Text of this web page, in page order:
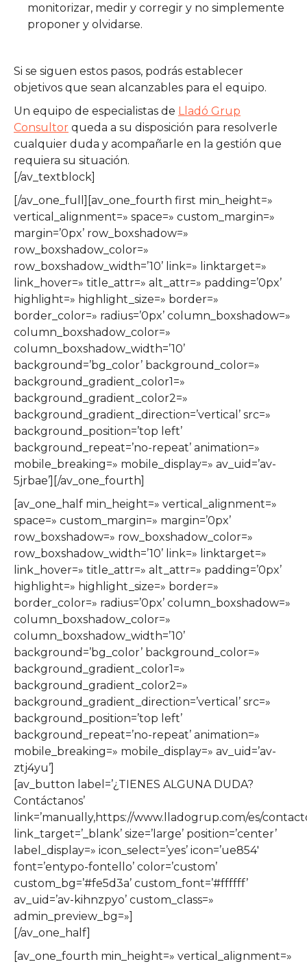
monitorizar, medir y corregir y no simplemente
proponer y olvidarse.
Si se siguen estos pasos, podrás establecer
objetivos que sean alcanzables para el equipo.
Un equipo de especialistas de Lladó Grup
Consultor queda a su disposición para resolverle
cualquier duda y acompañarle en la gestión que
requiera su situación.
[/av_textblock]
[/av_one_full][av_one_fourth first min_height=»
vertical_alignment=» space=» custom_margin=»
margin=’0px’ row_boxshadow=»
row_boxshadow_color=»
row_boxshadow_width=’10’ link=» linktarget=»
link_hover=» title_attr=» alt_attr=» padding=’0px’
highlight=» highlight_size=» border=»
border_color=» radius=’0px’ column_boxshadow=»
column_boxshadow_color=»
column_boxshadow_width=’10’
background=’bg_color’ background_color=»
background_gradient_color1=»
background_gradient_color2=»
background_gradient_direction=’vertical’ src=»
background_position=’top left’
background_repeat=’no-repeat’ animation=»
mobile_breaking=» mobile_display=» av_uid=’av-
5jrbae’][/av_one_fourth]
[av_one_half min_height=» vertical_alignment=»
space=» custom_margin=» margin=’0px’
row_boxshadow=» row_boxshadow_color=»
row_boxshadow_width=’10’ link=» linktarget=»
link_hover=» title_attr=» alt_attr=» padding=’0px’
highlight=» highlight_size=» border=»
border_color=» radius=’0px’ column_boxshadow=»
column_boxshadow_color=»
column_boxshadow_width=’10’
background=’bg_color’ background_color=»
background_gradient_color1=»
background_gradient_color2=»
background_gradient_direction=’vertical’ src=»
background_position=’top left’
background_repeat=’no-repeat’ animation=»
mobile_breaking=» mobile_display=» av_uid=’av-
ztj4yu’]
[av_button label=’¿TIENES ALGUNA DUDA?
Contáctanos’
link=’manually,https://www.lladogrup.com/es/
link_target=’_blank’ size=’large’ position=’center’
label_display=» icon_select=’yes’ icon=’ue854′
font=’entypo-fontello’ color=’custom’
custom_bg=’#fe5d3a’ custom_font=’#ffffff’
av_uid=’av-kihnzpyo’ custom_class=»
admin_preview_bg=»]
[/av_one_half]
[av_one_fourth min_height=» vertical_alignment=»